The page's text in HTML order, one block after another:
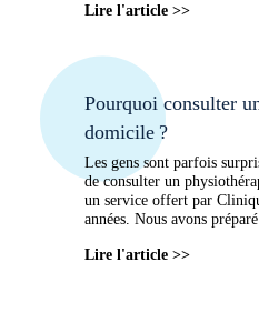
Lire l'article >>
Pourquoi consulter
domicile ?
Les gens sont parfois
de consulter un
un service offert par
années. Nous avons
Lire l'article >>